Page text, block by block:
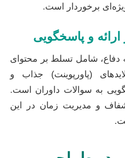
برخوردار است.
دفاع، شامل تسلط بر محتوای
(پاورپوینت) جذاب و
به سوالات داوران است.
شفاف و مدیریت زمان در این